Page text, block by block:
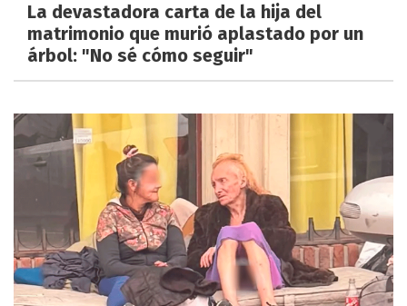
La devastadora carta de la hija del
matrimonio que murió aplastado por un
árbol: "No sé cómo seguir"